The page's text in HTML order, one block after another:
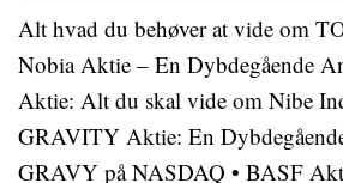
Alt hvad du behøver at vide om
Nobia Aktie – En Dybdegående
Aktie: Alt du skal vide om Nibe
GRAVITY Aktie: En
GRAVY på NASDAQ • BASF